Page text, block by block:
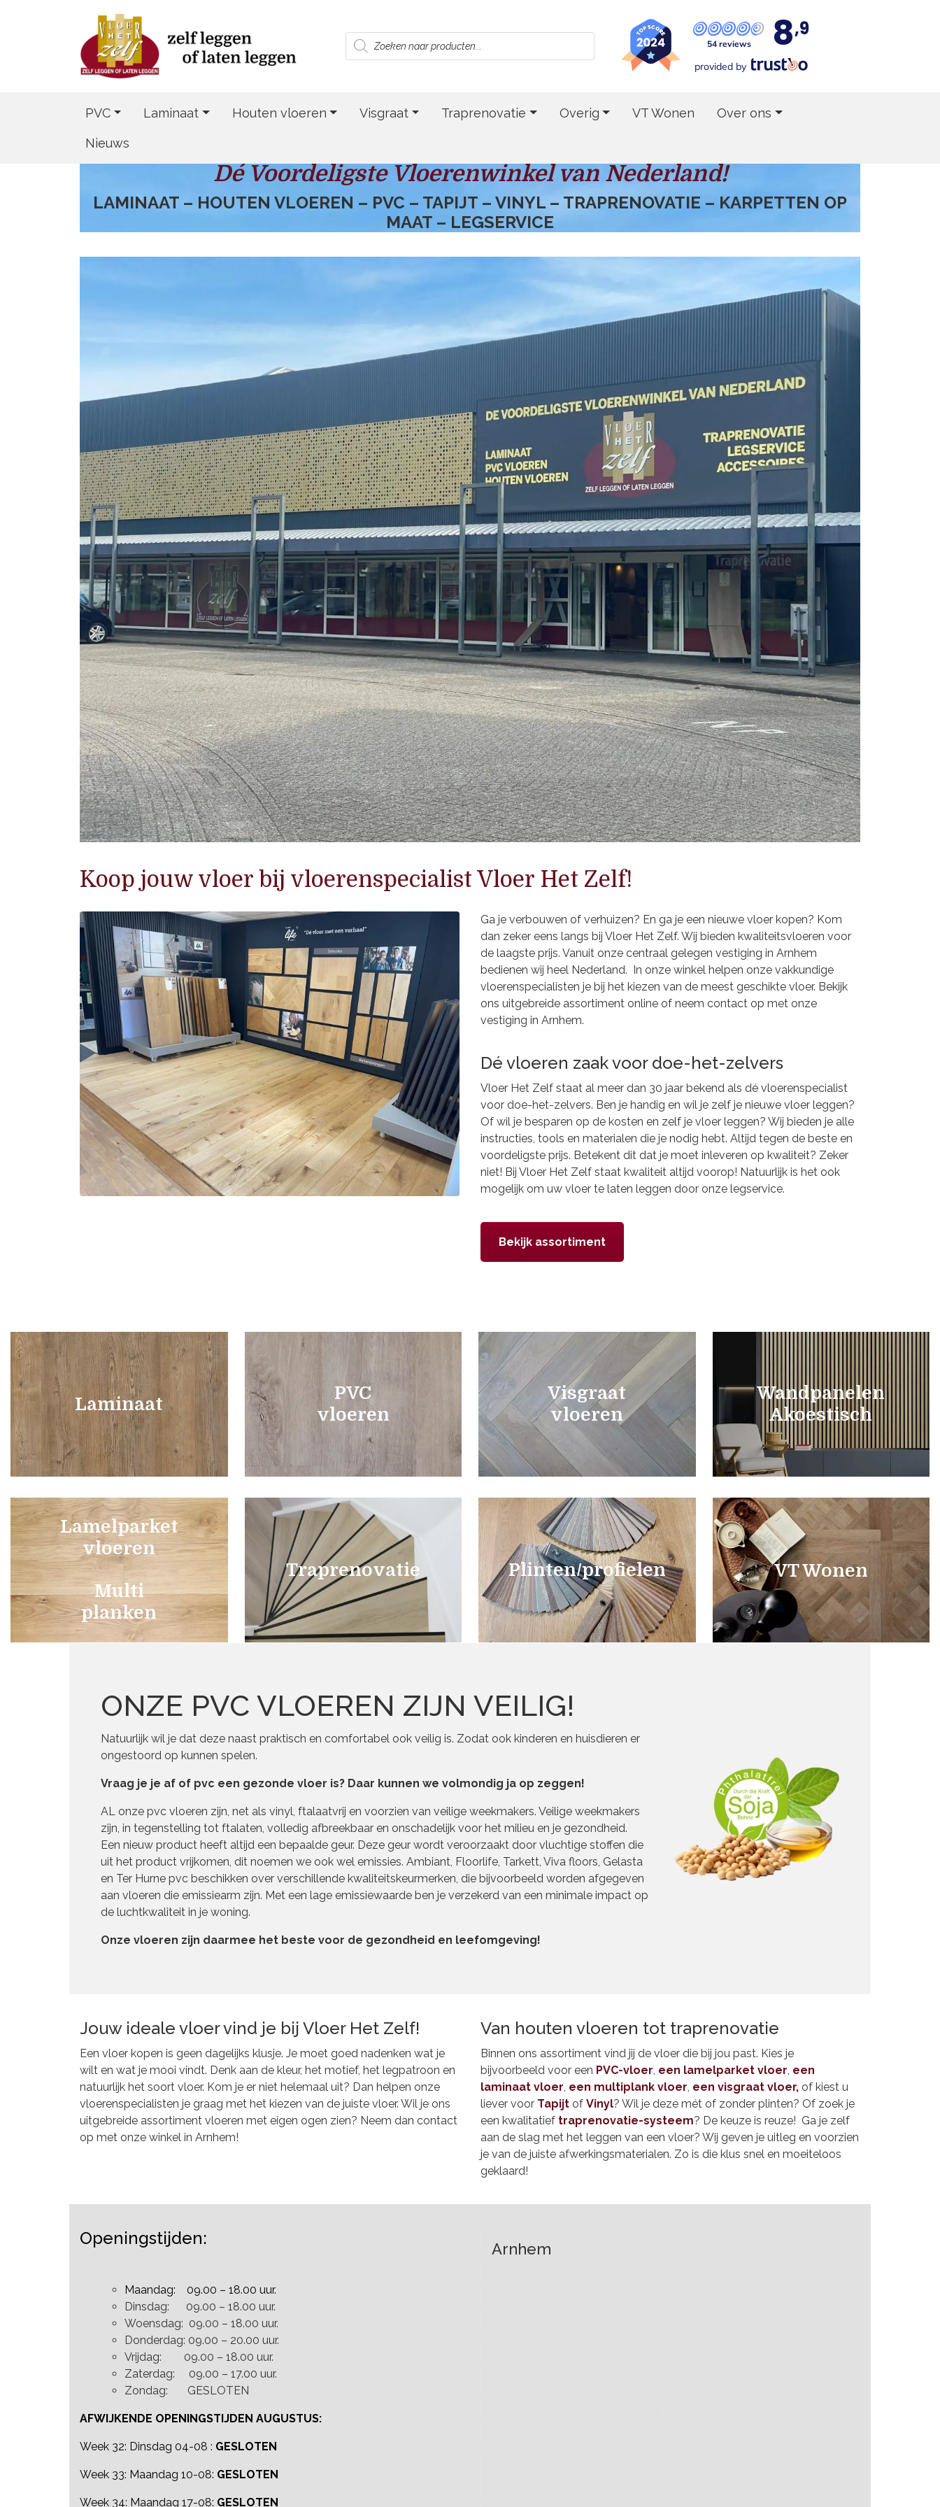
Producten
zoeken
54 reviews 8,9
provided by
PVC Laminaat Houten vloeren Visgraat Traprenovatie Overig VT Wonen Over ons
Nieuws
Dé Voordeligste Vloerenwinkel van Nederland!
LAMINAAT – HOUTEN VLOEREN – PVC – TAPIJT – VINYL – TRAPRENOVATIE – KARPETTEN OP
MAAT – LEGSERVICE
Koop jouw vloer bij vloerenspecialist Vloer Het Zelf!
Ga je verbouwen of verhuizen? En ga je een nieuwe vloer kopen? Kom
dan zeker eens langs bij Vloer Het Zelf. Wij bieden kwaliteitsvloeren voor
de laagste prijs. Vanuit onze centraal gelegen vestiging in Arnhem
bedienen wij heel Nederland. In onze winkel helpen onze vakkundige
vloerenspecialisten je bij het kiezen van de meest geschikte vloer. Bekijk
ons uitgebreide assortiment online of neem contact op met onze
vestiging in Arnhem.
Dé vloeren zaak voor doe-het-zelvers
Vloer Het Zelf staat al meer dan 30 jaar bekend als dé vloerenspecialist
voor doe-het-zelvers. Ben je handig en wil je zelf je nieuwe vloer leggen?
Of wil je besparen op de kosten en zelf je vloer leggen? Wij bieden je alle
instructies, tools en materialen die je nodig hebt. Altijd tegen de beste en
voordeligste prijs. Betekent dit dat je moet inleveren op kwaliteit? Zeker
niet! Bij Vloer Het Zelf staat kwaliteit altijd voorop! Natuurlijk is het ook
mogelijk om uw vloer te laten leggen door onze legservice.
Bekijk assortiment
Laminaat
PVC
vloeren
Visgraat
vloeren
Wandpanelen
Akoestisch
Lamelparket
vloeren
Multi
planken
Traprenovatie Plinten/profielen VT Wonen
ONZE PVC VLOEREN ZIJN VEILIG!
Natuurlijk wil je dat deze naast praktisch en comfortabel ook veilig is. Zodat ook kinderen en huisdieren er
ongestoord op kunnen spelen.
Vraag je je af of pvc een gezonde vloer is? Daar kunnen we volmondig ja op zeggen!
AL onze pvc vloeren zijn, net als vinyl, ftalaatvrij en voorzien van veilige weekmakers. Veilige weekmakers
zijn, in tegenstelling tot ftalaten, volledig afbreekbaar en onschadelijk voor het milieu en je gezondheid.
Een nieuw product heeft altijd een bepaalde geur. Deze geur wordt veroorzaakt door vluchtige stoffen die
uit het product vrijkomen, dit noemen we ook wel emissies. Ambiant, Floorlife, Tarkett, Viva floors, Gelasta
en Ter Hurne pvc beschikken over verschillende kwaliteitskeurmerken, die bijvoorbeeld worden afgegeven
aan vloeren die emissiearm zijn. Met een lage emissiewaarde ben je verzekerd van een minimale impact op
de luchtkwaliteit in je woning.
Onze vloeren zijn daarmee het beste voor de gezondheid en leefomgeving!
Jouw ideale vloer vind je bij Vloer Het Zelf!
Een vloer kopen is geen dagelijks klusje. Je moet goed nadenken wat je
wilt en wat je mooi vindt. Denk aan de kleur, het motief, het legpatroon en
natuurlijk het soort vloer. Kom je er niet helemaal uit? Dan helpen onze
vloerenspecialisten je graag met het kiezen van de juiste vloer. Wil je ons
uitgebreide assortiment vloeren met eigen ogen zien? Neem dan contact
op met onze winkel in Arnhem!
Van houten vloeren tot traprenovatie
Binnen ons assortiment vind jij de vloer die bij jou past. Kies je
bijvoorbeeld voor een PVC-vloer, een lamelparket vloer, een
laminaat vloer, een multiplank vloer, een visgraat vloer, of kiest u
liever voor Tapijt of Vinyl? Wil je deze mét of zonder plinten? Of zoek je
een kwalitatief traprenovatie-systeem? De keuze is reuze! Ga je zelf
aan de slag met het leggen van een vloer? Wij geven je uitleg en voorzien
je van de juiste afwerkingsmaterialen. Zo is die klus snel en moeiteloos
geklaard!
Openingstijden:
Maandag: 09.00 – 18.00 uur.
Dinsdag: 09.00 – 18.00 uur.
Woensdag: 09.00 – 18.00 uur.
Donderdag: 09.00 – 20.00 uur.
Vrijdag: 09.00 – 18.00 uur.
Zaterdag: 09.00 – 17.00 uur.
Zondag: GESLOTEN
AFWIJKENDE OPENINGSTIJDEN AUGUSTUS:
Week 32: Dinsdag 04-08 : GESLOTEN
Week 33: Maandag 10-08: GESLOTEN
Week 34: Maandag 17-08: GESLOTEN
Arnhem